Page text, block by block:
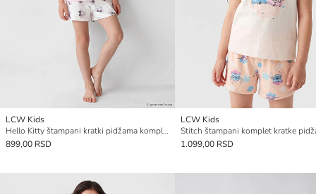
LCW Kids
Hello Kitty štampani kratki pidžama komplet za devojčice
899,00 RSD
LCW Kids
1.099,00 RSD